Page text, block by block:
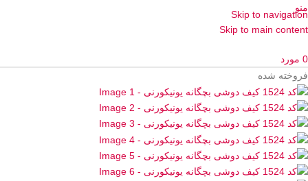
Skip to navigation
Skip to main content
منو
0 مورد
فروخته شده